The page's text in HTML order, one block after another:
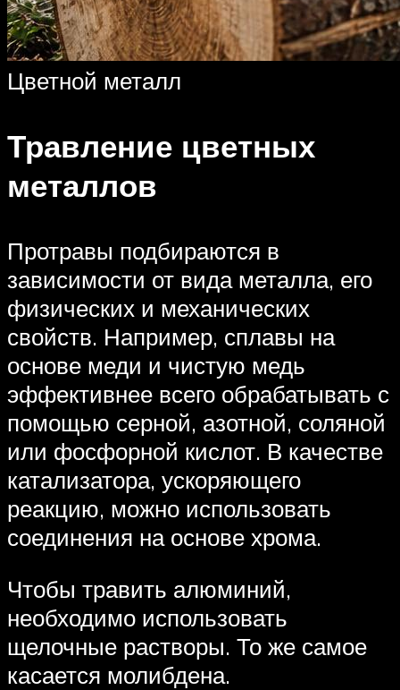
Цветной металл
Травление цветных
металлов
Протравы подбираются в
зависимости от вида металла, его
физических и механических
свойств. Например, сплавы на
основе меди и чистую медь
эффективнее всего обрабатывать с
помощью серной, азотной, соляной
или фосфорной кислот. В качестве
катализатора, ускоряющего
реакцию, можно использовать
соединения на основе хрома.
Чтобы травить алюминий,
необходимо использовать
щелочные растворы. То же самое
касается молибдена.